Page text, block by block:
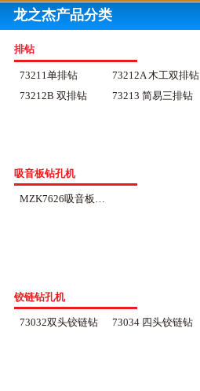
龙之杰产品分类
排钻
73211单排钻
73212A 木工双排钻
73212B 双排钻
73213 简易三排钻
吸音板钻孔机
MZK7626吸音板钻孔机
铰链钻孔机
73032双头铰链钻 73034 四头铰链钻